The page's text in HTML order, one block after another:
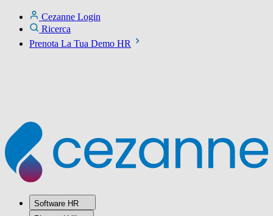
Cezanne Login
Ricerca
Prenota La Tua Demo HR
Software HR